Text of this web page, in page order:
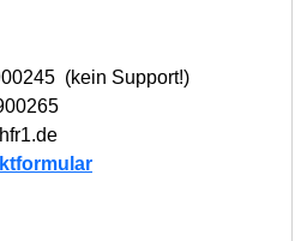
(kein Support!)